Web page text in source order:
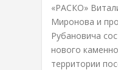
«РАСКО»
Миронова и
Рубановича
нового
территории